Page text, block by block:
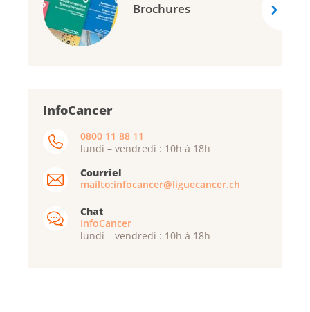
Brochures
InfoCancer
0800 11 88 11
lundi – vendredi : 10h à 18h
Courriel
mailto:infocancer@liguecancer.ch
Chat
InfoCancer
lundi – vendredi : 10h à 18h